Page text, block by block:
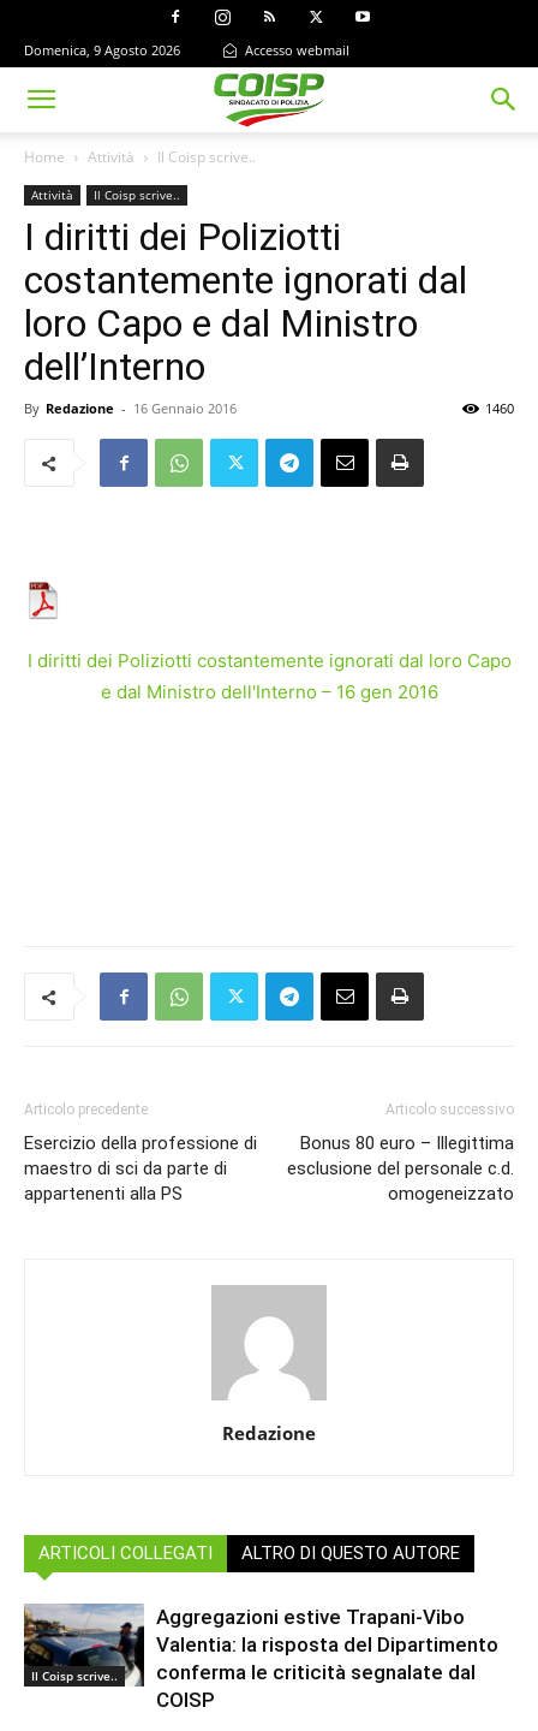
Domenica, 9 Agosto 2026 Accesso webmail
Home Attività Il Coisp scrive..
Attività Il Coisp scrive..
I diritti dei Poliziotti
costantemente ignorati dal
loro Capo e dal Ministro
dell’Interno
By Redazione - 16 Gennaio 2016 1460
I diritti dei Poliziotti costantemente ignorati dal loro Capo
e dal Ministro dell'Interno – 16 gen 2016
Articolo precedente
Esercizio della professione di
maestro di sci da parte di
appartenenti alla PS
Articolo successivo
Bonus 80 euro – Illegittima
esclusione del personale c.d.
omogeneizzato
Redazione
ARTICOLI COLLEGATI ALTRO DI QUESTO AUTORE
Il Coisp scrive..
Aggregazioni estive Trapani-Vibo
Valentia: la risposta del Dipartimento
conferma le criticità segnalate dal
COISP